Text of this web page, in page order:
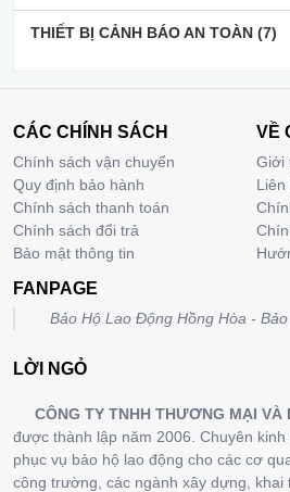
THIẾT BỊ CẢNH BÁO AN TOÀN (7)
CÁC CHÍNH SÁCH
Chính sách vận chuyển
Quy định bảo hành
Chính sách thanh toán
Chính sách đổi trả
Bảo mật thông tin
VỀ
Giới
Liên
FANPAGE
Bảo Hộ Lao Động Hồng Hòa -
LỜI NGỎ
CÔNG TY TNHH THƯƠNG MẠI VÀ
được thành lập năm 2006. Chuyên
phục vụ bảo hộ lao động cho các cơ
công trường, các ngành xây dựng, khai